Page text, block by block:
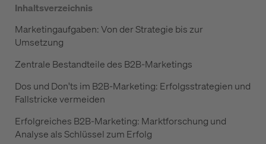
Inhaltsverzeichnis
Marketingaufgaben: Von der Strategie bis zur
Umsetzung
Zentrale Bestandteile des B2B-Marketings
Dos und Don'ts im B2B-Marketing: Erfolgsstrategien und
Fallstricke vermeiden
Erfolgreiches B2B-Marketing: Marktforschung und
Analyse als Schlüssel zum Erfolg